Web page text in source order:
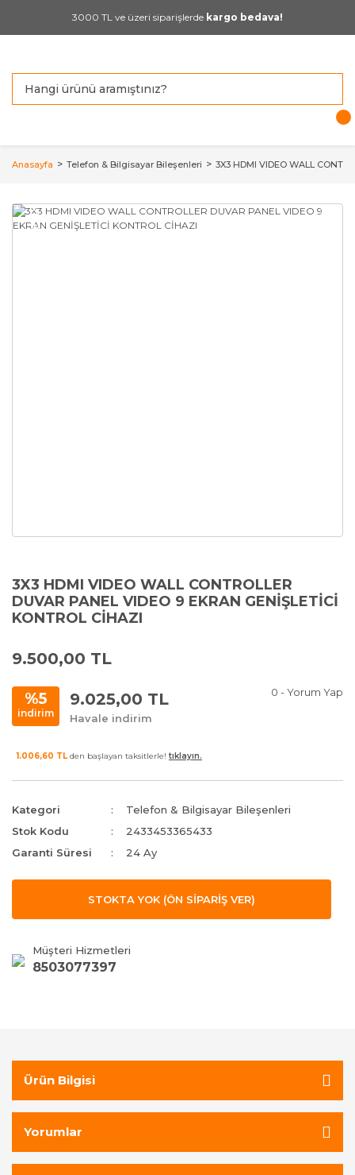
3000 TL ve üzeri siparişlerde kargo bedava!
Anasayfa Telefon & Bilgisayar Bileşenleri 3X3 HDMI VIDEO WALL
YENİ
3X3 HDMI VIDEO WALL CONTROLLER
DUVAR PANEL VIDEO 9 EKRAN GENİŞLETİCİ
KONTROL CİHAZI
9.500,00 TL
%5
indirim
9.025,00 TL
Havale indirim
0 - Yorum Yap
1.006,60 TL den başlayan taksitlerle! tıklayın.
Kategori
Telefon & Bilgisayar Bileşenleri
Stok Kodu
2433453365433
Garanti Süresi
24 Ay
STOKTA YOK (ÖN SİPARİŞ VER)
Müşteri Hizmetleri
8503077397
Ürün Bilgisi
Yorumlar